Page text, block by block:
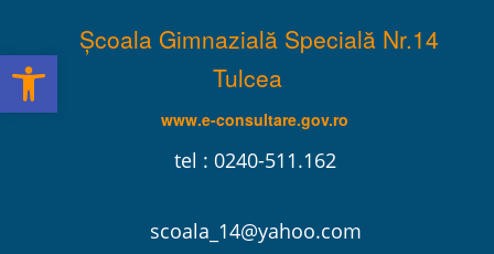
Școala Gimnazială Specială Nr.14
Tulcea
www.e-consultare.gov.ro
tel : 0240-511.162
scoala_14@yahoo.com
Deschide bara de unelte